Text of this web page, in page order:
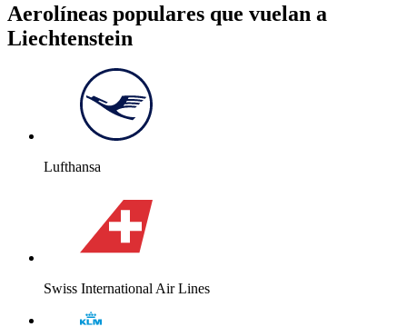
Aerolíneas populares que vuelan a
Liechtenstein
Lufthansa
Swiss International Air Lines